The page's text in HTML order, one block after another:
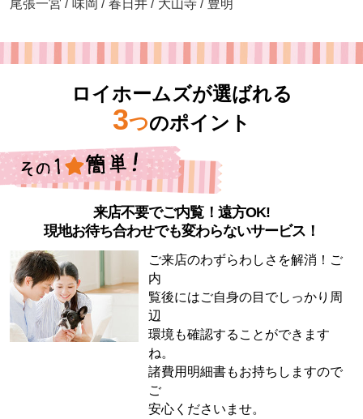
尾張一宮 / 味岡 / 春日井 / 大山寺 / 豊明
ロイホームズが選ばれる
3つのポイント
来店不要でご内覧！遠方OK!
現地お待ち合わせでも変わらないサービス！
ご来店のわずらわしさを解消！ご
内
覧後にはご自身の目でしっかり周
辺
環境も確認することができます
ね。
諸費用明細書もお持ちしますので
ご
安心くださいませ。